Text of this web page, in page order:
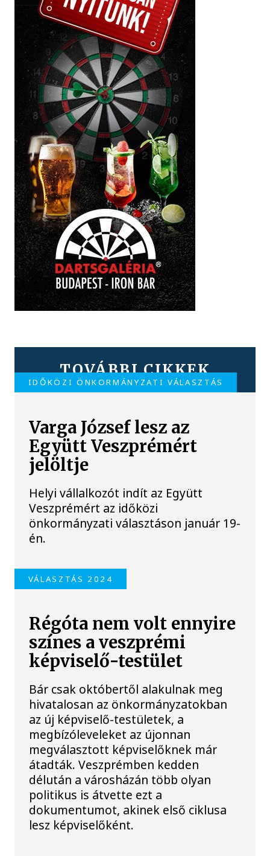
TOVÁBBI CIKKEK
IDŐKÖZI ÖNKORMÁNYZATI VÁLASZTÁS
Varga József lesz az
Együtt Veszprémért
jelöltje
Helyi vállalkozót indít az Együtt
Veszprémért az időközi
önkormányzati választáson január 19-
én.
VÁLASZTÁS 2024
Régóta nem volt ennyire
színes a veszprémi
képviselő-testület
Bár csak októbertől alakulnak meg
hivatalosan az önkormányzatokban
az új képviselő-testületek, a
megbízóleveleket az újonnan
megválasztott képviselőknek már
átadták. Veszprémben kedden
délután a városházán több olyan
politikus is átvette ezt a
dokumentumot, akinek első ciklusa
lesz képviselőként.